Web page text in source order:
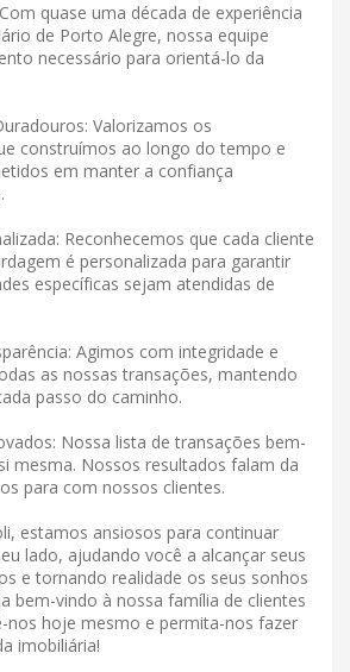
quase uma década de experiência
de Porto Alegre, nossa equipe
necessário para orientá-lo da
Valorizamos os
construímos ao longo do tempo e
em manter a confiança
Reconhecemos que cada cliente
é personalizada para garantir
específicas sejam atendidas de
Agimos com integridade e
as nossas transações, mantendo
passo do caminho.
Nossa lista de transações bem-
mesma. Nossos resultados falam da
para com nossos clientes.
estamos ansiosos para continuar
lado, ajudando você a alcançar seus
e tornando realidade os seus sonhos
bem-vindo à nossa família de clientes
nos hoje mesmo e permita-nos fazer
imobiliária!